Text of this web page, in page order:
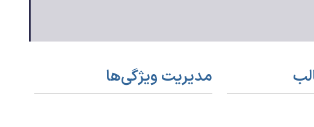
مدیریت ویژگی‌ها